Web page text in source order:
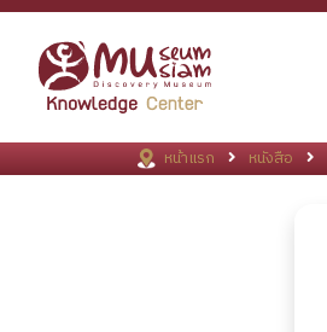
หน้าแรก หนังสือ